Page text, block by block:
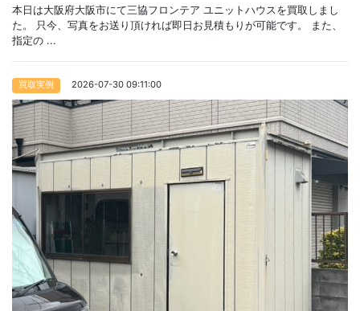
本日は大阪府大阪市にて三協フロンテア ユニットハウスを買取しまし
た。 只今、写真をお送り頂ければ即日お見積もりが可能です。 また、
指定の ...
買取実例 2026-07-30 09:11:00